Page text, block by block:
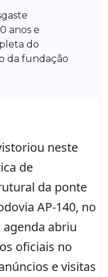
anos e
do
da fundação
neste
de
da ponte
AP-140, no
agenda abriu
oficiais no
e visitas